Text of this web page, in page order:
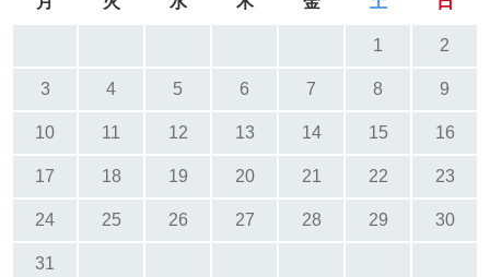
1 2
3 4 5 6 7 8 9
10 11 12 13 14 15 16
17 18 19 20 21 22 23
24 25 26 27 28 29 30
31